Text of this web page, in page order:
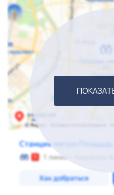
Коммуникации и
На территории базы
автомобильная эстакада,
доступ для транспортных
обеспечены
позволяет быстро
Правовой статус:
Земельный участок и все
собственности. Имеются
получено одобрение на